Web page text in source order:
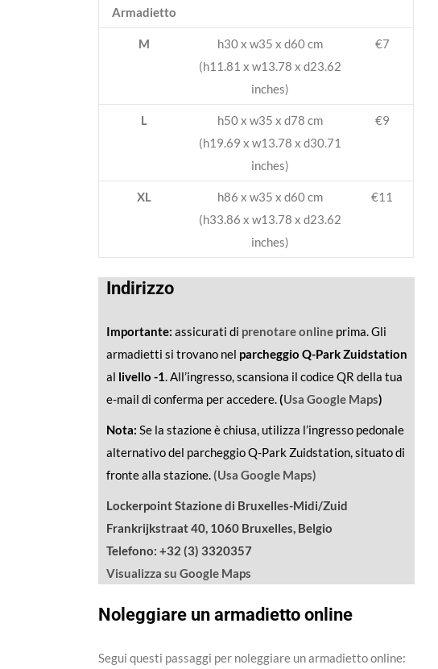
Armadietto
M
h30 x w35 x d60 cm
(h11.81 x w13.78 x d23.62
inches)
€7
L
h50 x w35 x d78 cm
(h19.69 x w13.78 x d30.71
inches)
€9
XL
h86 x w35 x d60 cm
(h33.86 x w13.78 x d23.62
inches)
€11
Indirizzo
Importante: assicurati di prenotare online prima. Gli
armadietti si trovano nel parcheggio Q-Park Zuidstation
al livello -1. All’ingresso, scansiona il codice QR della tua
e-mail di conferma per accedere.(Usa Google Maps)
Nota: Se la stazione è chiusa, utilizza l’ingresso pedonale
alternativo del parcheggio Q-Park Zuidstation, situato di
fronte alla stazione.(Usa Google Maps)
Lockerpoint Stazione di Bruxelles-Midi/Zuid
Frankrijkstraat 40, 1060 Bruxelles, Belgio
Telefono: +32 (3) 3320357
Visualizza su Google Maps
Noleggiare un armadietto online
Segui questi passaggi per noleggiare un armadietto online: